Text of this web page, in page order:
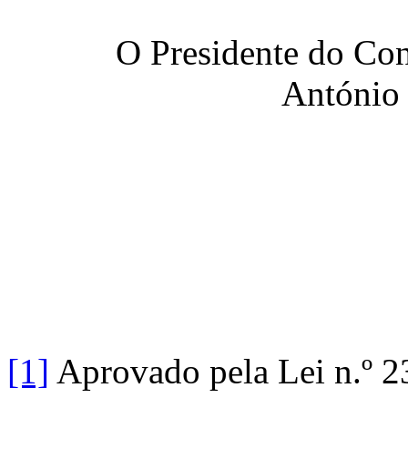
O Presidente do
António
[1] Aprovado pela Lei n.º